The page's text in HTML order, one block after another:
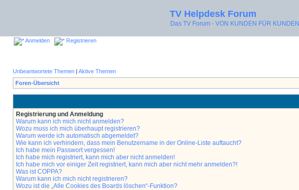
TV Helpdesk Forum
Das TV Forum - VON KUNDEN FÜR KUNDEN
Anmelden Registrieren
Unbeantwortete Themen | Aktive Themen
Foren-Übersicht
Registrierung und Anmeldung
Warum kann ich mich nicht anmelden?
Wozu muss ich mich überhaupt registrieren?
Warum werde ich automatisch abgemeldet?
Wie kann ich verhindern, dass mein Benutzername in der Online-Liste auftaucht?
Ich habe mein Passwort vergessen!
Ich habe mich registriert, kann mich aber nicht anmelden!
Ich habe mich vor einiger Zeit registriert, kann mich aber nicht mehr anmelden?!
Was ist COPPA?
Warum kann ich mich nicht registrieren?
Wozu ist die „Alle Cookies des Boards löschen“-Funktion?